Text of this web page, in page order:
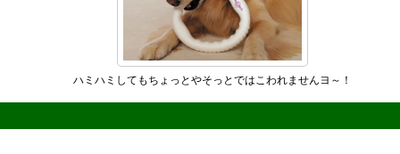
ハミハミしてもちょっとやそっとではこわれませんヨ～！